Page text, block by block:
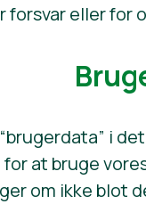
eller for
i
at bruge
om ikke blot